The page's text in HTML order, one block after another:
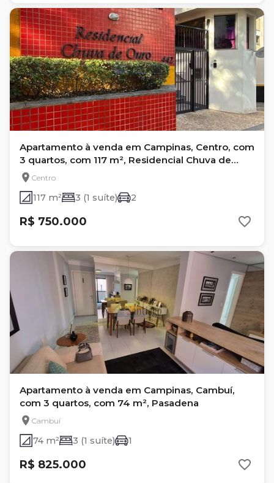
Apartamento à venda em Campinas, Centro, com
3 quartos, com 117 m², Residencial Chuva de
OuroCentro
117 m² 3 (1 suíte) 2
R$ 750.000
Apartamento à venda em Campinas, Cambuí,
com 3 quartos, com 74 m², Pasadena
Cambuí
74 m² 3 (1 suíte) 1
R$ 825.000